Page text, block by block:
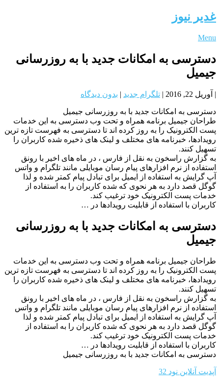
غدیر نیوز
Menu
دسترسی به امکانات جدید با به روزرسانی
جیمیل
| آوریل 22, 2016 | تلگرام جدید | بدون دیدگاه
دسترسی به امکانات جدید با به روزرسانی جیمیل
طراحان جیمیل برنامه همراه و تحت وب دسترسی به این خدمات
پست الکترونیک را به روز کرده اند تا دسترسی به فهرست تازه ترین
رویدادها، خبرنامه های مختلف و لینک های ذخیره شده کاربران را
تسهیل کنند.
به گزارش راسخون به نقل از فارس ، در ماه های اخیر با رونق
استفاده از نرم افزارهای پیام رسان موبایلی مانند تلگرام و واتس
آپ گرایش به استفاده از ایمیل برای تبادل پیام کمتر شده و لذا
گوگل قصد دارد به هر نحوی که شده کاربران را به استفاده از
خدمات پست الکترونیک خود ترغیب کند.
کاربران با استفاده از قابلیت رویدادها در …
دسترسی به امکانات جدید با به روزرسانی
جیمیل
طراحان جیمیل برنامه همراه و تحت وب دسترسی به این خدمات
پست الکترونیک را به روز کرده اند تا دسترسی به فهرست تازه ترین
رویدادها، خبرنامه های مختلف و لینک های ذخیره شده کاربران را
تسهیل کنند.
به گزارش راسخون به نقل از فارس ، در ماه های اخیر با رونق
استفاده از نرم افزارهای پیام رسان موبایلی مانند تلگرام و واتس
آپ گرایش به استفاده از ایمیل برای تبادل پیام کمتر شده و لذا
گوگل قصد دارد به هر نحوی که شده کاربران را به استفاده از
خدمات پست الکترونیک خود ترغیب کند.
کاربران با استفاده از قابلیت رویدادها در …
دسترسی به امکانات جدید با به روزرسانی جیمیل
آپدیت آنلاین نود 32